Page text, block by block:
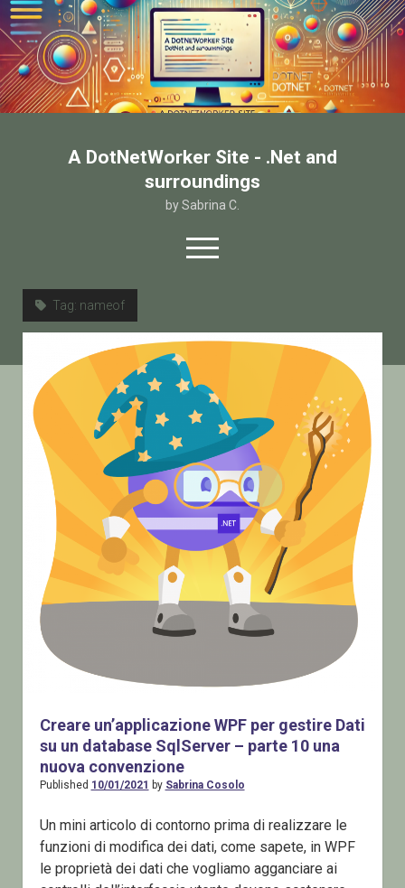
A DotNetWorker Site - .Net and
surroundings
by Sabrina C.
open
menu
Home
Chi sono
Contatto
Tag: nameof
Creare un’applicazione WPF per gestire Dati
su un database SqlServer – parte 10 una
nuova convenzione
Published 10/01/2021 by Sabrina Cosolo
Un mini articolo di contorno prima di realizzare le
funzioni di modifica dei dati, come sapete, in WPF
le proprietà dei dati che vogliamo agganciare ai